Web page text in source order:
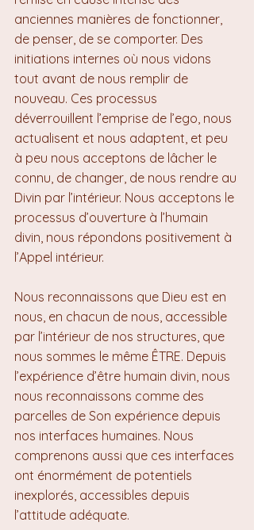
anciennes manières de fonctionner,
de penser, de se comporter. Des
initiations internes où nous vidons
tout avant de nous remplir de
nouveau. Ces processus
déverrouillent l’emprise de l’ego, nous
actualisent et nous adaptent, et peu
à peu nous acceptons de lâcher le
connu, de changer, de nous rendre au
Divin par l’intérieur. Nous acceptons le
processus d’ouverture à l’humain
divin, nous répondons positivement à
l’Appel intérieur.
Nous reconnaissons que Dieu est en
nous, en chacun de nous, accessible
par l’intérieur de nos structures, que
nous sommes le même ÊTRE. Depuis
l’expérience d’être humain divin, nous
nous reconnaissons comme des
parcelles de Son expérience depuis
nos interfaces humaines. Nous
comprenons aussi que ces interfaces
ont énormément de potentiels
inexplorés, accessibles depuis
l’attitude adéquate.